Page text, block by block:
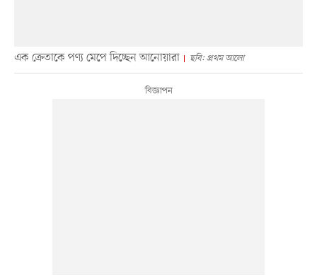
এক ক্রেতাকে পণ্য মেপে দিচ্ছেন আনোয়ারা ছবি: প্রথম আলো